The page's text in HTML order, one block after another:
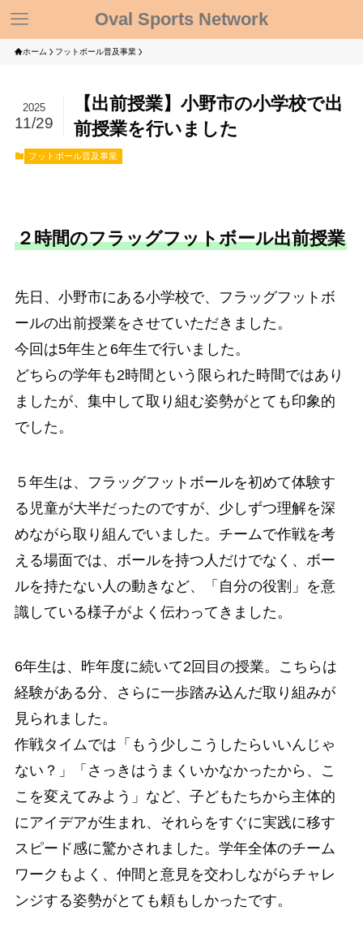
Oval Sports Network
ホーム フットボール普及事業
【出前授業】小野市の小学校で出
前授業を行いました
2025
11/29
フットボール普及事業
２時間のフラッグフットボール出前授業
先日、小野市にある小学校で、フラッグフットボ
ールの出前授業をさせていただきました。
今回は5年生と6年生で行いました。
どちらの学年も2時間という限られた時間ではあり
ましたが、集中して取り組む姿勢がとても印象的
でした。
５年生は、フラッグフットボールを初めて体験す
る児童が大半だったのですが、少しずつ理解を深
めながら取り組んでいました。チームで作戦を考
える場面では、ボールを持つ人だけでなく、ボー
ルを持たない人の動きなど、「自分の役割」を意
識している様子がよく伝わってきました。
6年生は、昨年度に続いて2回目の授業。こちらは
経験がある分、さらに一歩踏み込んだ取り組みが
見られました。
作戦タイムでは「もう少しこうしたらいいんじゃ
ない？」「さっきはうまくいかなかったから、こ
こを変えてみよう」など、子どもたちから主体的
にアイデアが生まれ、それらをすぐに実践に移す
スピード感に驚かされました。学年全体のチーム
ワークもよく、仲間と意見を交わしながらチャレ
ンジする姿勢がとても頼もしかったです。